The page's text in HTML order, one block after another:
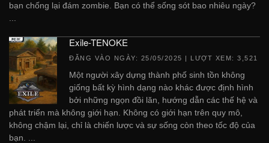
bạn chống lại đám zombie. Bạn có thể sống sót bao nhiêu ngày?
Exile-TENOKE
ĐĂNG VÀO NGÀY: 25/05/2025 | LƯỢT XEM: 3,521
Một người xây dựng thành phố sinh tồn không
giống bất kỳ hình dạng nào khác được định hình
bởi những ngọn đồi lăn, hướng dẫn các thế hệ và
phát triển mà không giới hạn. Không có giới hạn trên quy mô,
không chậm lại, chỉ là chiến lược và sự sống còn theo tốc độ của
bạn. ...